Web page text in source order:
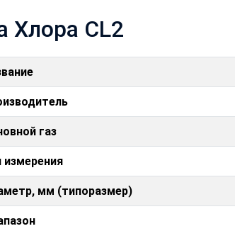
Хлора CL2
газ
измерения
мм (типоразмер)